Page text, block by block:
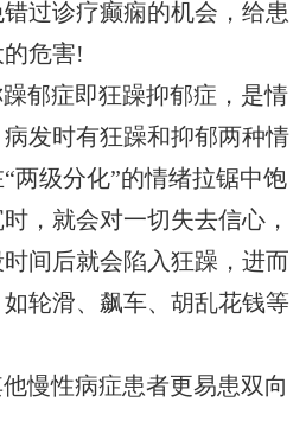
过诊疗癫痫的机会，给患
危害!
郁症即狂躁抑郁症，是情
发时有狂躁和抑郁两种情
两级分化”的情绪拉锯中饱
，就会对一切失去信心，
间后就会陷入狂躁，进而
轮滑、飙车、胡乱花钱等
慢性病症患者更易患双向